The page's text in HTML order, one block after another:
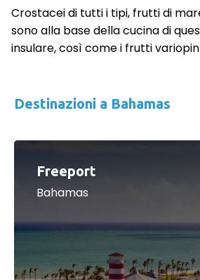
Crostacei di tutti i tipi, frutti di
sono alla base della cucina di
insulare, così come i frutti
Destinazioni a Bahamas
Freeport
Bahamas